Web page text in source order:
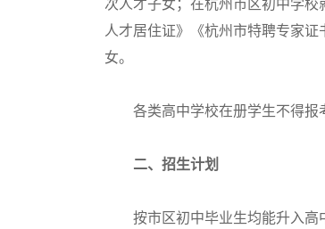
次人才子女；在杭州市区初中学
人才居住证》《杭州市特聘专家
女。
各类高中学校在册学生不得报
二、招生计划
按市区初中毕业生均能升入高